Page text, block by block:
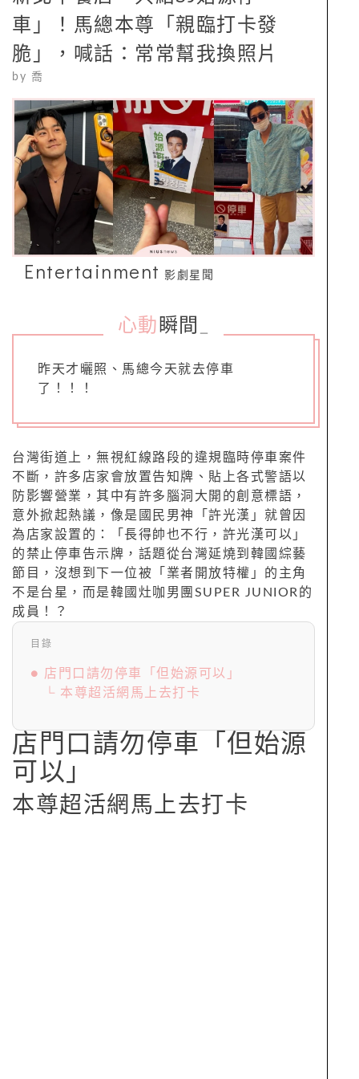
車」！馬總本尊「親臨打卡發
脆」，喊話：常常幫我換照片
by 喬
Entertainment 影劇星聞
心動 瞬間
昨天才曬照、馬總今天就去停車
了！！！
台灣街道上，無視紅線路段的違規臨時停車案件
不斷，許多店家會放置告知牌、貼上各式警語以
防影響營業，其中有許多腦洞大開的創意標語，
意外掀起熱議，像是國民男神「許光漢」就曾因
為店家設置的：「長得帥也不行，許光漢可以」
的禁止停車告示牌，話題從台灣延燒到韓國綜藝
節目，沒想到下一位被「業者開放特權」的主角
不是台星，而是韓國灶咖男團SUPER JUNIOR的
成員！？
目錄
● 店門口請勿停車「但始源可以」
└ 本尊超活網馬上去打卡
店門口請勿停車「但始源
可以」
本尊超活網馬上去打卡